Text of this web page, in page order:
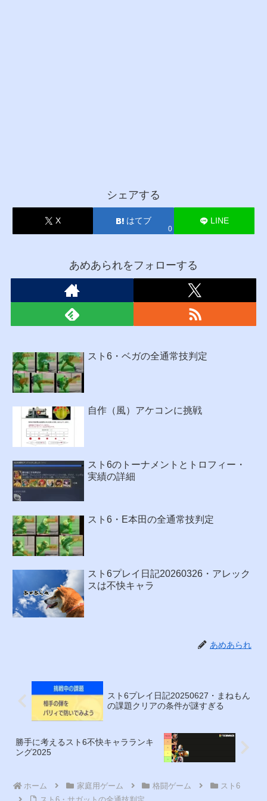
シェアする
X はてブ
0
LINE
あめあられをフォローする
スト6・ベガの全通常技判定
自作（風）アケコンに挑戦
スト6のトーナメントとトロフィー・
実績の詳細
スト6・E本田の全通常技判定
スト6プレイ日記20260326・アレック
スは不快キャラ
あめあられ
スト6プレイ日記20250627・まねもん
の課題クリアの条件が謎すぎる
勝手に考えるスト6不快キャラランキ
ング2025
ホーム 家庭用ゲーム 格闘ゲーム
スト6